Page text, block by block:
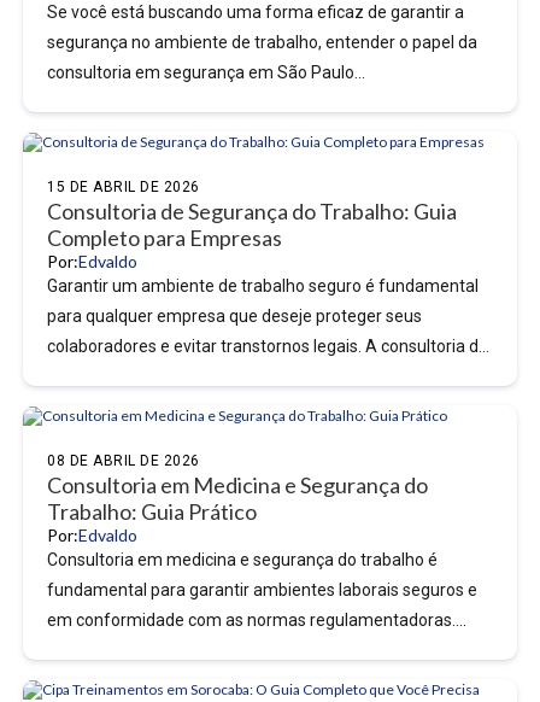
Se você está buscando uma forma eficaz de garantir a
segurança no ambiente de trabalho, entender o papel da
consultoria em segurança em São Paulo...
Consultoria de Segurança do Trabalho: Guia
Completo para Empresas
15 DE ABRIL DE 2026
Por:Edvaldo
Garantir um ambiente de trabalho seguro é fundamental
para qualquer empresa que deseje proteger seus
colaboradores e evitar transtornos legais. A consultoria de
Consultoria em Medicina e Segurança do
Trabalho: Guia Prático
08 DE ABRIL DE 2026
Por:Edvaldo
Consultoria em medicina e segurança do trabalho é
fundamental para garantir ambientes laborais seguros e
em conformidade com as normas regulamentadoras.